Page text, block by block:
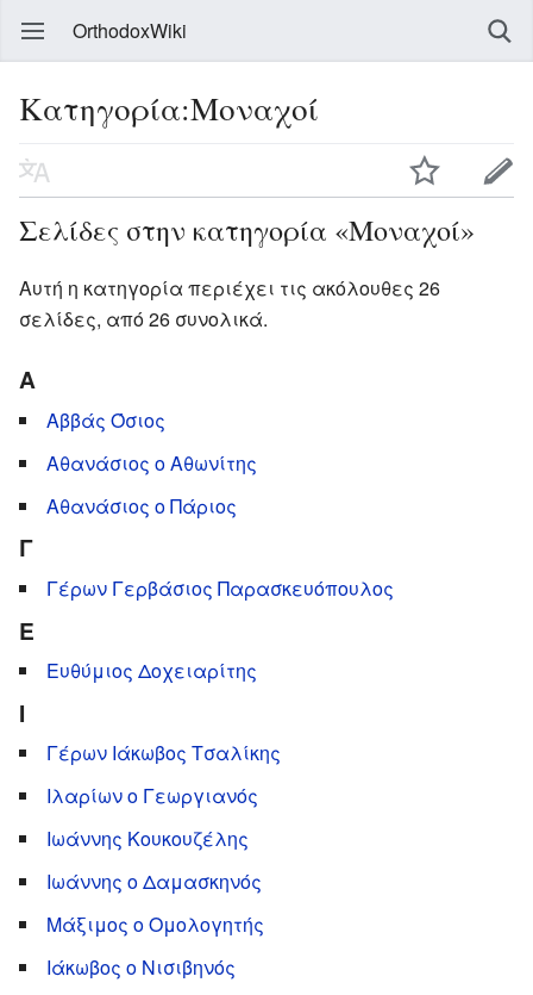
OrthodoxWiki
Κατηγορία:Μοναχοί
Σελίδες στην κατηγορία «Μοναχοί»
Αυτή η κατηγορία περιέχει τις ακόλουθες 26
σελίδες, από 26 συνολικά.
Α
Αββάς Όσιος
Αθανάσιος ο Αθωνίτης
Αθανάσιος ο Πάριος
Γ
Γέρων Γερβάσιος Παρασκευόπουλος
Ε
Ευθύμιος Δοχειαρίτης
Ι
Γέρων Ιάκωβος Τσαλίκης
Ιλαρίων ο Γεωργιανός
Ιωάννης Κουκουζέλης
Ιωάννης ο Δαμασκηνός
Μάξιμος ο Ομολογητής
Ιάκωβος ο Νισιβηνός